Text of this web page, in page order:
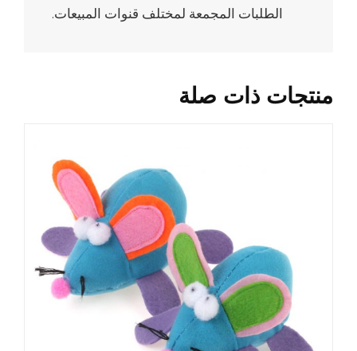
الطلبات المجمعة لمختلف قنوات المبيعات.
منتجات ذات صلة